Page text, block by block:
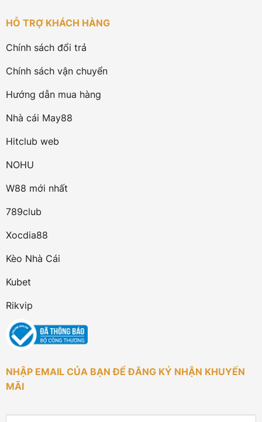
HỖ TRỢ KHÁCH HÀNG
Chính sách đổi trả
Chính sách vận chuyển
Hướng dẫn mua hàng
Nhà cái May88
Hitclub web
NOHU
W88 mới nhất
789club
Xocdia88
Kèo Nhà Cái
Kubet
Rikvip
NHẬP EMAIL CỦA BẠN ĐỂ ĐĂNG KÝ NHẬN KHUYẾN
MÃI